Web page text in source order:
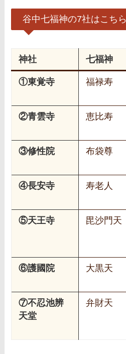
谷中七福神の7社はこちら
神社 七福神
①東覚寺 福禄寿
②青雲寺 恵比寿
③修性院 布袋尊
④長安寺 寿老人
⑤天王寺 毘沙門天
⑥護國院 大黒天
⑦不忍池辨
天堂
弁財天